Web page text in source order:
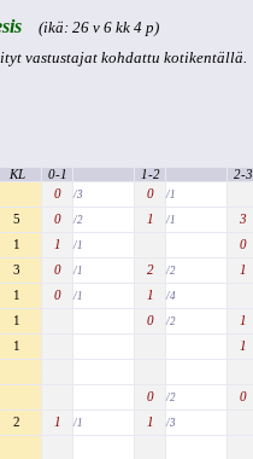
(ikä: 26 v 6 kk 4 p)
vastustajat kohdattu kotikentällä.
KL 0-1 1-2 2-3
0 /3 0 /1
5 0 /2 1 /1 3
1 1 /1 0
3 0 /1 2 /2 1
1 0 /1 1 /4
1 0 /2 1
1 1
0 /2 0
2 1 /1 1 /3